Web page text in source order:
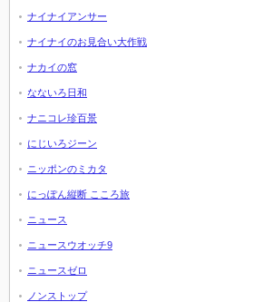
ナイナイアンサー
ナイナイのお見合い大作戦
ナカイの窓
なないろ日和
ナニコレ珍百景
にじいろジーン
ニッポンのミカタ
にっぽん縦断 こころ旅
ニュース
ニュースウオッチ9
ニュースゼロ
ノンストップ